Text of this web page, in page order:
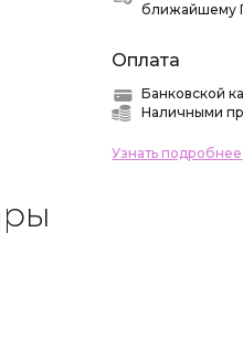
ближайшему
Оплата
Банковской
Наличными
Узнать подробнее